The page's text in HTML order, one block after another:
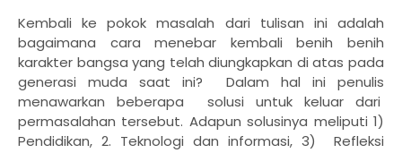
Kembali ke pokok masalah dari tulisan ini adalah
bagaimana cara menebar kembali benih benih
karakter bangsa yang telah diungkapkan di atas pada
generasi muda saat ini?
Dalam hal ini penulis
menawarkan beberapa
solusi untuk keluar dari
permasalahan tersebut. Adapun solusinya meliputi 1)
Pendidikan, 2. Teknologi dan informasi, 3)
Refleksi